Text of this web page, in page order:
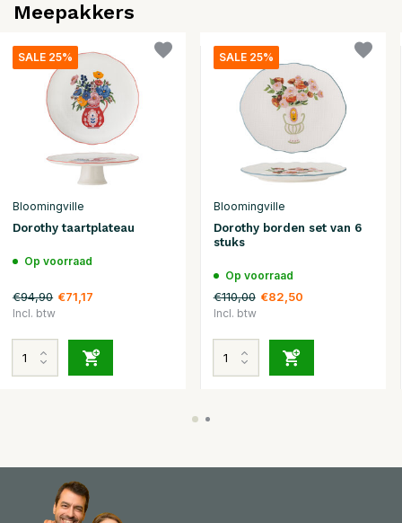
Meepakkers
SALE 25%
Bloomingville
Dorothy taartplateau
Op voorraad
€94,90 €71,17
Incl. btw
SALE 25%
Bloomingville
Dorothy borden set van 6
stuks
Op voorraad
€110,00 €82,50
Incl. btw